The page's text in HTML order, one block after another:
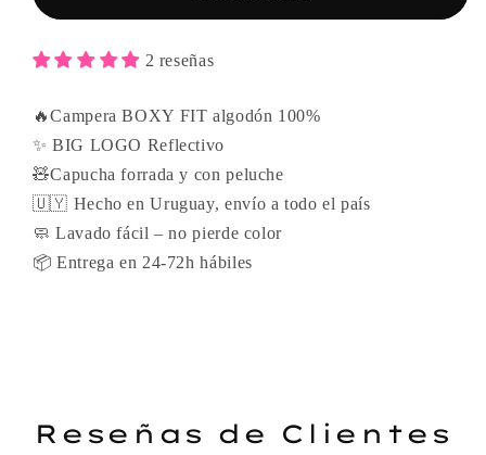
2 reseñas
🔥Campera BOXY FIT algodón 100%
✨ BIG LOGO Reflectivo
🧸Capucha forrada y con peluche
🇺🇾 Hecho en Uruguay, envío a todo el país
🧼 Lavado fácil – no pierde color
📦 Entrega en 24-72h hábiles
Reseñas de Clientes